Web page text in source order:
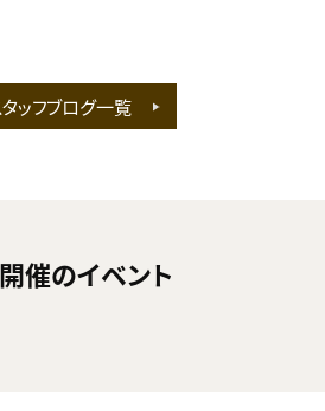
ッフブログ一覧
催のイベント